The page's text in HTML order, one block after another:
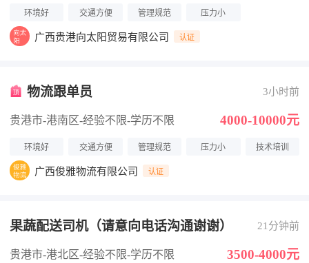
环境好 交通方便 管理规范 压力小
广西贵港向太阳贸易有限公司 认证
物流跟单员 3小时前
贵港市-港南区-经验不限-学历不限 4000-10000元
环境好 交通方便 管理规范 压力小 技术培训
广西俊雅物流有限公司 认证
果蔬配送司机（请意向电话沟通谢谢） 21分钟前
贵港市-港北区-经验不限-学历不限 3500-4000元